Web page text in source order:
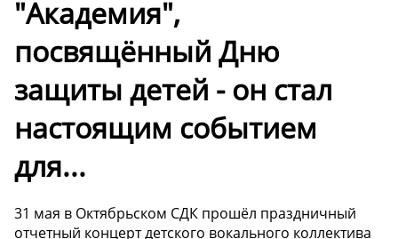
"Академия",
посвящённый Дню
защиты детей - он стал
настоящим событием
для...
31 мая в Октябрьском СДК прошёл праздничный
отчетный концерт детского вокального коллектива